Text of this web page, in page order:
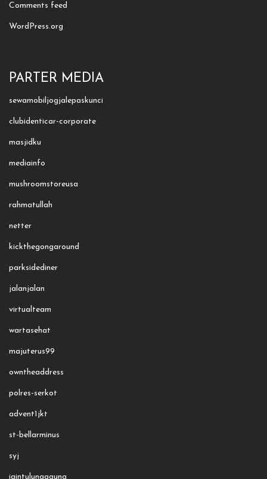
Comments feed
WordPress.org
PARTER MEDIA
sewamobiljogjalepaskunci
clubidenticar-corporate
masjidku
mediainfo
mushroomstoreusa
rahmatullah
netter
kickthegongaround
parksidediner
jalanjalan
virtualteam
wartasehat
majuterus99
owntheaddress
polres-serkot
advent1jkt
st-bellarminus
syj
iaintulungagung